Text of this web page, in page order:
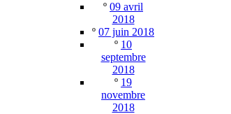
º 09 avril
2018
º 07 juin 2018
º 10
septembre
2018
º 19
novembre
2018